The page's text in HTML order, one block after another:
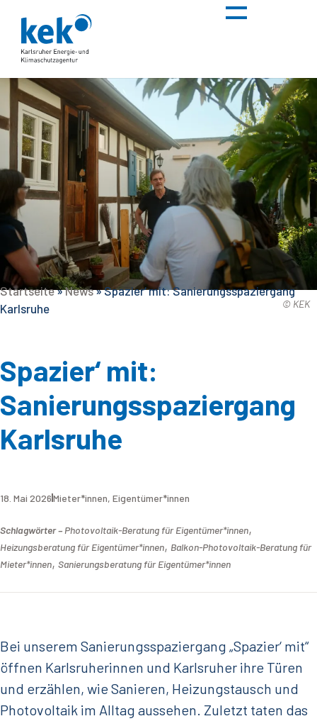
© KEK
Startseite»News»Spazier‘ mit: Sanierungsspaziergang
Karlsruhe
Spazier‘ mit:
Sanierungsspaziergang
Karlsruhe
18. Mai 2026Mieter*innen, Eigentümer*innen
Schlagwörter – Photovoltaik-Beratung für Eigentümer*innen,
Heizungsberatung für Eigentümer*innen, Balkon-Photovoltaik-Beratung für
Mieter*innen, Sanierungsberatung für Eigentümer*innen
Bei unserem Sanierungsspaziergang „Spazier‘ mit“
öffnen Karlsruherinnen und Karlsruher ihre Türen
und erzählen, wie Sanieren, Heizungstausch und
Photovoltaik im Alltag aussehen. Zuletzt taten das